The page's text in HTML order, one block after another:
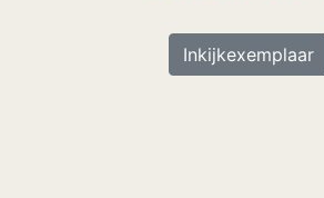
Inkijkexemplaar